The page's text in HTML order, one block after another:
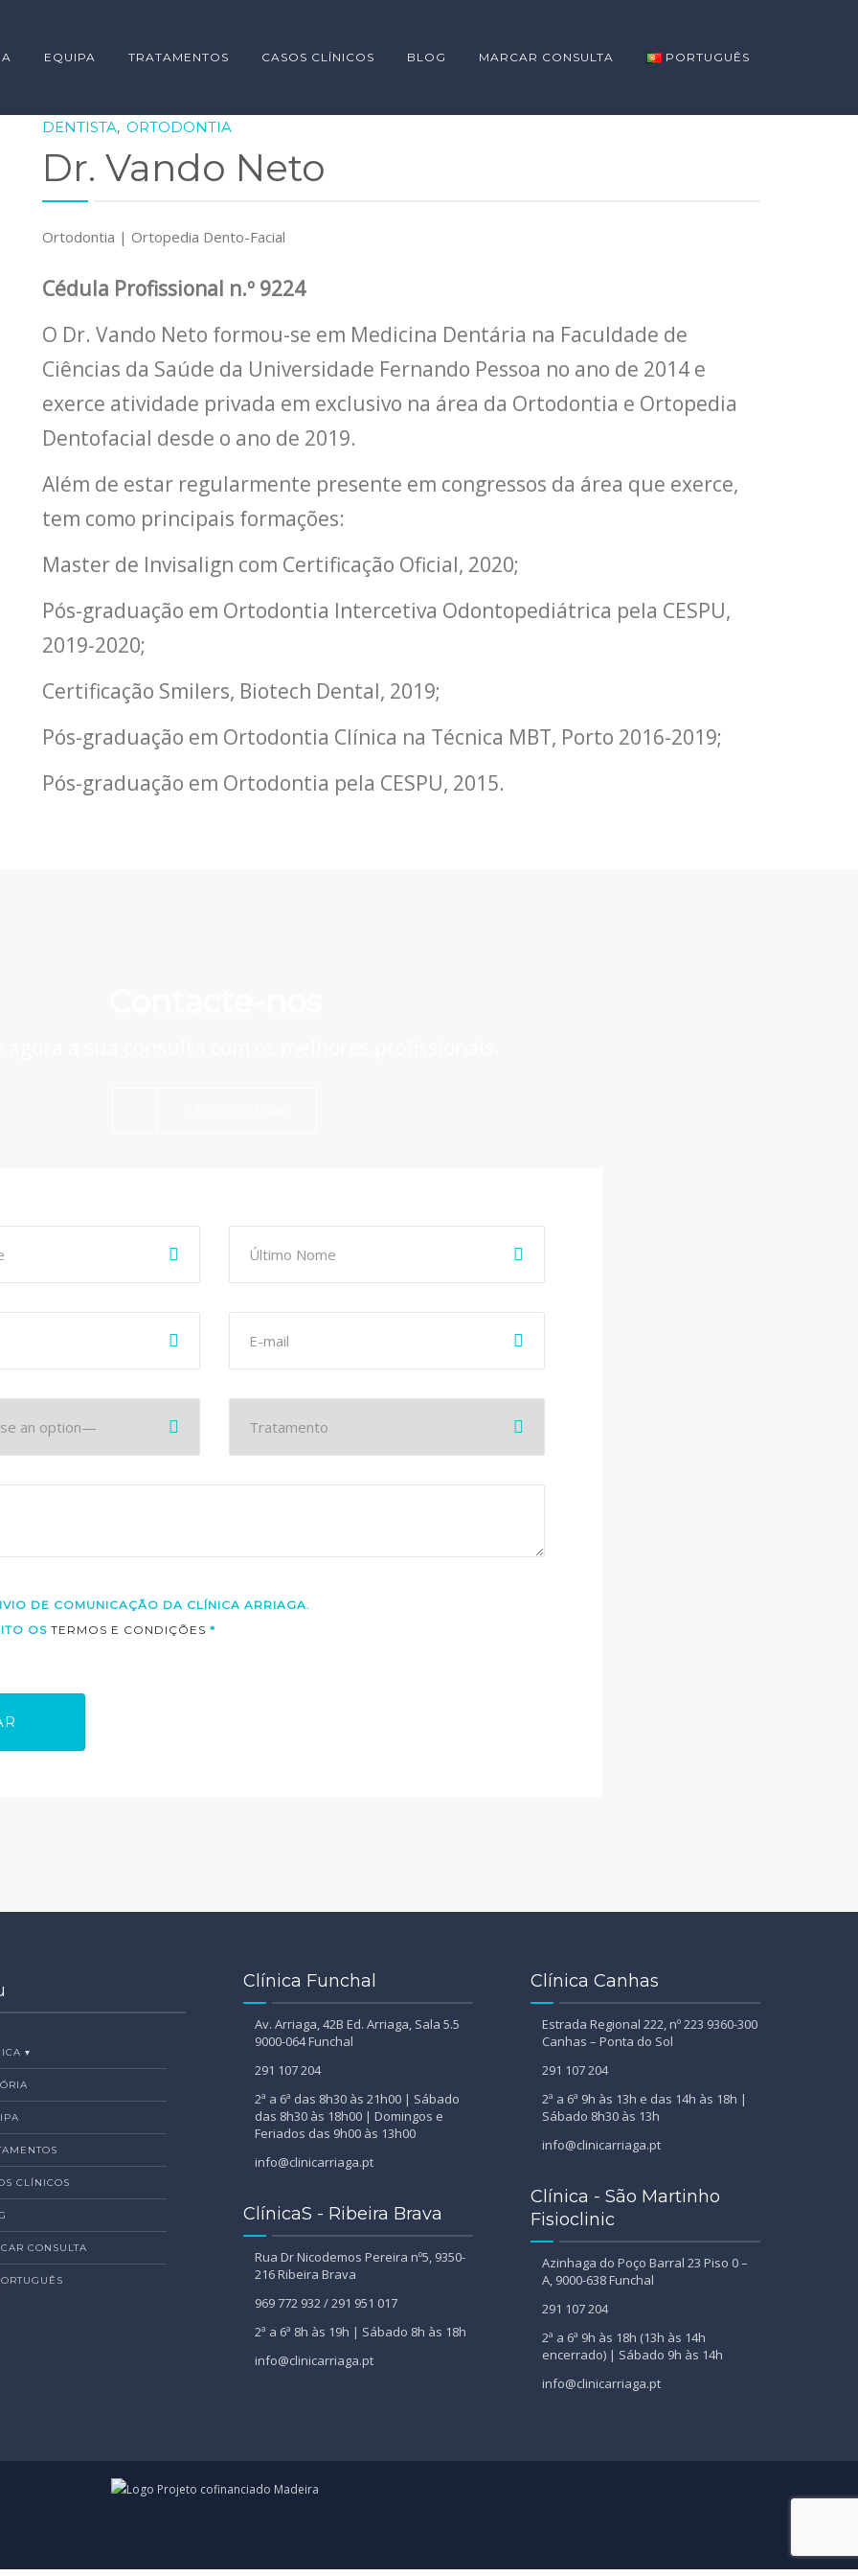
EQUIPA TRATAMENTOS CASOS CLÍNICOS BLOG MARCAR CONSULTA PORTUGUÊS
DENTISTA, ORTODONTIA
Dr. Vando Neto
Ortodontia | Ortopedia Dento-Facial
Cédula Profissional n.º 9224
O Dr. Vando Neto formou-se em Medicina Dentária na Faculdade de
Ciências da Saúde da Universidade Fernando Pessoa no ano de 2014 e
exerce atividade privada em exclusivo na área da Ortodontia e Ortopedia
Dentofacial desde o ano de 2019.
Além de estar regularmente presente em congressos da área que exerce,
tem como principais formações:
Master de Invisalign com Certificação Oficial, 2020;
Pós-graduação em Ortodontia Intercetiva Odontopediátrica pela CESPU,
2019-2020;
Certificação Smilers, Biotech Dental, 2019;
Pós-graduação em Ortodontia Clínica na Técnica MBT, Porto 2016-2019;
Pós-graduação em Ortodontia pela CESPU, 2015.
DE COMUNICAÇÃO DA CLÍNICA ARRIAGA.
OSTERMOS E CONDIÇÕES*
▾
CLÍNICOS
CONSULTA
Clínica Funchal
Av. Arriaga, 42B Ed. Arriaga, Sala 5.5
9000-064 Funchal
291 107 204
2ª a 6ª das 8h30 às 21h00 | Sábado
das 8h30 às 18h00 | Domingos e
Feriados das 9h00 às 13h00
info@clinicarriaga.pt
ClínicaS - Ribeira Brava
Rua Dr Nicodemos Pereira nº5, 9350-
216 Ribeira Brava
969 772 932 / 291 951 017
2ª a 6ª 8h às 19h | Sábado 8h às 18h
info@clinicarriaga.pt
Clínica Canhas
Estrada Regional 222, nº 223 9360-300
Canhas – Ponta do Sol
291 107 204
2ª a 6ª 9h às 13h e das 14h às 18h |
Sábado 8h30 às 13h
info@clinicarriaga.pt
Clínica - São Martinho
Fisioclinic
Azinhaga do Poço Barral 23 Piso 0 –
A, 9000-638 Funchal
291 107 204
2ª a 6ª 9h às 18h (13h às 14h
encerrado) | Sábado 9h às 14h
info@clinicarriaga.pt